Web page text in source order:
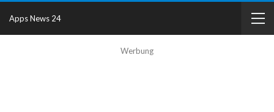
Werbung
Apps News 24